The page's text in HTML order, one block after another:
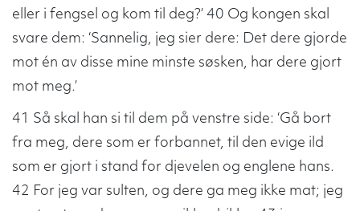
eller i fengsel og kom til deg?’ 40 Og kongen skal
svare dem: ‘Sannelig, jeg sier dere: Det dere gjorde
mot én av disse mine minste søsken, har dere gjort
mot meg.’
41 Så skal han si til dem på venstre side: ‘Gå bort
fra meg, dere som er forbannet, til den evige ild
som er gjort i stand for djevelen og englene hans.
42 For jeg var sulten, og dere ga meg ikke mat; jeg